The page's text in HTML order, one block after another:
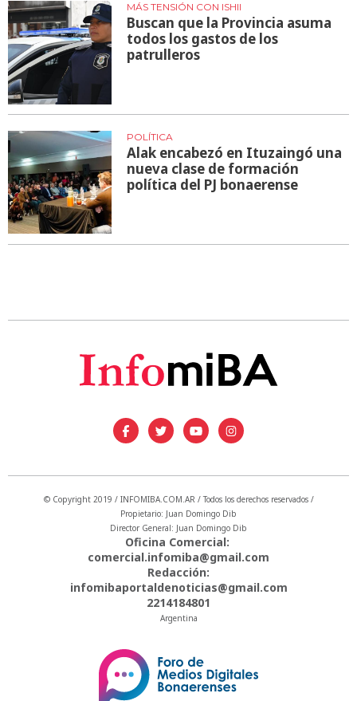
MÁS TENSIÓN CON ISHII
Buscan que la Provincia asuma
todos los gastos de los
patrulleros
POLÍTICA
Alak encabezó en Ituzaingó una
nueva clase de formación
política del PJ bonaerense
© Copyright 2019 / INFOMIBA.COM.AR / Todos los derechos reservados /
Propietario: Juan Domingo Dib
Director General: Juan Domingo Dib
Oficina Comercial:
comercial.infomiba@gmail.com
Redacción:
infomibaportaldenoticias@gmail.com
2214184801
Argentina